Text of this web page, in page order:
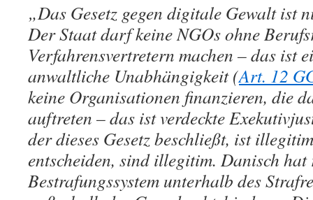
„Das Gesetz gegen digitale Gewalt ist
Der Staat darf keine NGOs ohne
Verfahrensvertretern machen – das ist
anwaltliche Unabhängigkeit (Art. 12
keine Organisationen finanzieren, die
auftreten – das ist verdeckte
der dieses Gesetz beschließt, ist
entscheiden, sind illegitim. Danisch
Bestrafungssystem unterhalb des